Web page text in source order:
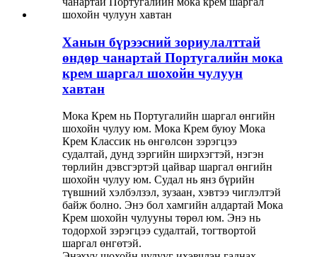
Ханын бүрээсний зориулалттай
өндөр чанартай Португалийн мока
крем шаргал шохойн чулуун
хавтан
Мока Крем нь Португалийн шаргал өнгийн
шохойн чулуу юм. Мока Крем буюу Мока
Крем Классик нь өнгөлсөн зэрэгцээ
судалтай, дунд зэргийн ширхэгтэй, нэгэн
төрлийн дэвсгэртэй цайвар шаргал өнгийн
шохойн чулуу юм. Судал нь янз бүрийн
түвшний хэлбэлзэл, зузаан, хэвтээ чиглэлтэй
байж болно. Энэ бол хамгийн алдартай Мока
Крем шохойн чулууны төрөл юм. Энэ нь
тодорхой зэрэгцээ судалтай, тогтвортой
шаргал өнгөтэй.